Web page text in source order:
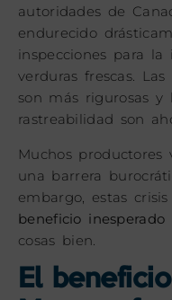
autoridades de
endurecido
inspecciones para
verduras frescas.
son más rigurosas y
rastreabilidad son
Muchos
una barrera
embargo, estas
beneficio inesperado
cosas bien.
El